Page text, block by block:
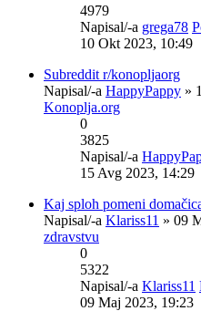
4979
Napisal/-a grega78
10 Okt 2023, 10:49
Subreddit r/konopljaorg
Napisal/-a HappyPappy »
Konoplja.org
0
3825
Napisal/-a
15 Avg 2023, 14:29
Kaj sploh pomeni
Napisal/-a Klariss11 » 09
zdravstvu
0
5322
Napisal/-a Klariss11
09 Maj 2023, 19:23